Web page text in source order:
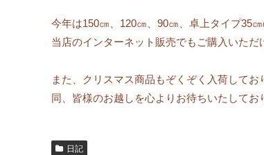
今年は150㎝、120㎝、90㎝、卓上タイプ35
当店のインターネット販売でもご購入いた
また、クリスマス商品もぞくぞく入荷して
同、皆様のお越しを心よりお待ちいたしてお
日記